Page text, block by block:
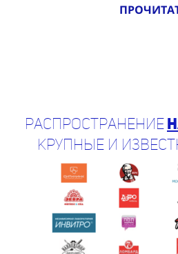
Распространение
крупные и